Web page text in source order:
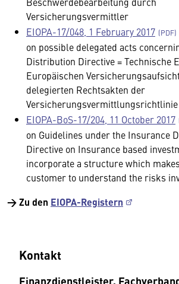
Versicherungsvermittler
EIOPA-17/048, 1 February 2017
on possible delegated acts
Distribution Directive = Technische
Europäischen
delegierten Rechtsakten der
Versicherungsvermittlungsrichtlinie
EIOPA-BoS-17/204, 11 October 2017
on Guidelines under the Insurance
Directive on Insurance based
incorporate a structure which
customer to understand the risks
→ Zu den EIOPA-Registern
Kontakt
Finanzdienstleister,